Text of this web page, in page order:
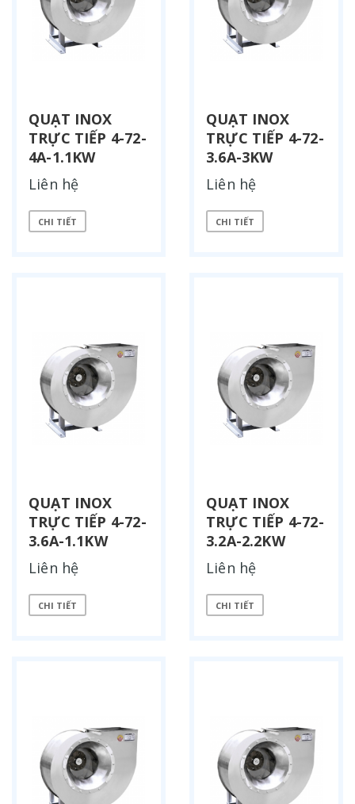
QUẠT INOX
TRỰC TIẾP 4-72-
4A-1.1KW
Liên hệ
CHI TIẾT
QUẠT INOX
TRỰC TIẾP 4-72-
3.6A-3KW
Liên hệ
CHI TIẾT
QUẠT INOX
TRỰC TIẾP 4-72-
3.6A-1.1KW
Liên hệ
CHI TIẾT
QUẠT INOX
TRỰC TIẾP 4-72-
3.2A-2.2KW
Liên hệ
CHI TIẾT